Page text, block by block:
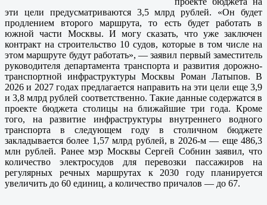
эти цели предусматриваются 3,5 млрд рублей. «Он будет
продлением второго маршрута, то есть будет работать в
южной части Москвы. И могу сказать, что уже заключен
контракт на строительство 10 судов, которые в том числе на
этом маршруте будут работать», — заявил первый заместитель
руководителя департамента транспорта и развития дорожно-
транспортной инфраструктуры Москвы Роман Латыпов. В
2026 и 2027 годах предлагается направить на эти цели еще 3,9
и 3,8 млрд рублей соответственно. Такие данные содержатся в
проекте бюджета столицы на ближайшие три года. Кроме
того, на развитие инфраструктуры внутреннего водного
транспорта в следующем году в столичном бюджете
закладывается более 1,57 млрд рублей, в 2026-м — еще 486,3
млн рублей. Ранее мэр Москвы Сергей Собнин заявил, что
количество электросудов для перевозки пассажиров на
регулярных речных маршрутах к 2030 году планируется
увеличить до 60 единиц, а количество причалов — до 67.